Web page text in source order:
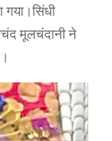
गया।सिंधी
मूलचंदानी ने